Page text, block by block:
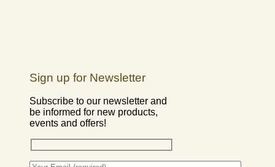
Sign up for Newsletter
Subscribe to our newsletter and
be informed for new products,
events and offers!